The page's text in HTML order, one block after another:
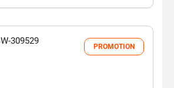
PROMOTION